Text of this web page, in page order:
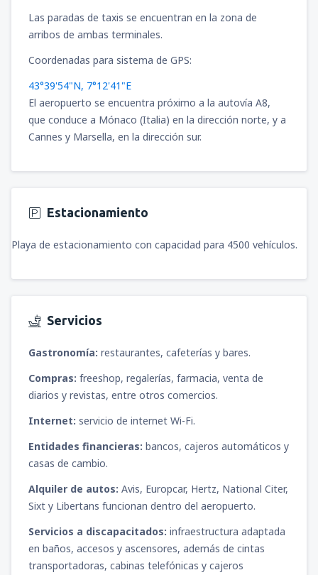
Las paradas de taxis se encuentran en la zona de
arribos de ambas terminales.
Coordenadas para sistema de GPS:
43°39'54"N, 7°12'41"E
El aeropuerto se encuentra próximo a la autovía A8,
que conduce a Mónaco (Italia) en la dirección norte, y a
Cannes y Marsella, en la dirección sur.
Estacionamiento
Playa de estacionamiento con capacidad para 4500 vehículos.
Servicios
Gastronomía: restaurantes, cafeterías y bares.
Compras: freeshop, regalerías, farmacia, venta de
diarios y revistas, entre otros comercios.
Internet: servicio de internet Wi-Fi.
Entidades financieras: bancos, cajeros automáticos y
casas de cambio.
Alquiler de autos: Avis, Europcar, Hertz, National Citer,
Sixt y Libertans funcionan dentro del aeropuerto.
Servicios a discapacitados: infraestructura adaptada
en baños, accesos y ascensores, además de cintas
transportadoras, cabinas telefónicas y cajeros